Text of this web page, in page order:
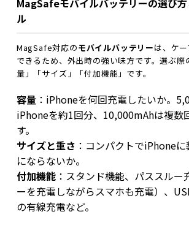
MagSafeモバイルバッテリーの選び
ル
MagSafe対応のモバイルバッテリーは、ケ
できるため、外出時の強い味方です。選ぶ際
量」「サイズ」「付加機能」です。
容量：iPhoneを何回充電したいか。
iPhoneを約1回分、10,000mAhは複数
す。
サイズと重さ ：コンパクトでiPhone
にならないか。
付加機能：スタンド機能、パススルー
ーを充電しながらスマホも充電）、
の有線充電など。